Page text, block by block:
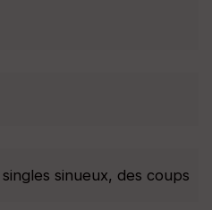
sinueux, des coups